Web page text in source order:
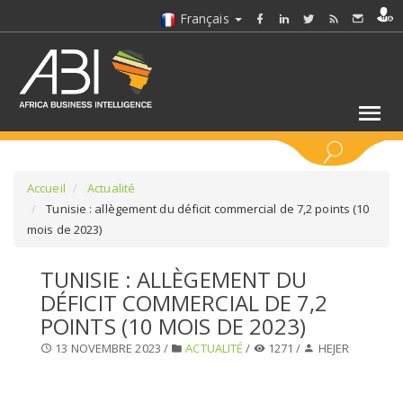
Français
SÉLECTIONNEZ UN DOSSIER
SELECTIONNEZ UNE SECTION
Accueil
Actualité
Tunisie : allègement du déficit commercial de 7,2 points (10
mois de 2023)
TUNISIE : ALLÈGEMENT DU
DÉFICIT COMMERCIAL DE 7,2
POINTS (10 MOIS DE 2023)
13 NOVEMBRE 2023 / ACTUALITÉ / 1271 / HEJER